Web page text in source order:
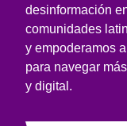
desinformación
comunidades
y empoderamos
para navegar
y digital.